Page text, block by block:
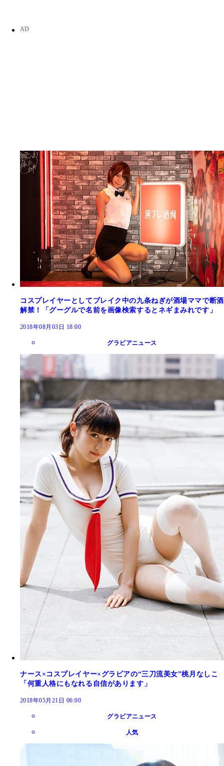
コスプレイヤーとしてブレイク中の九条ねぎが酒場ママで断酒
解禁！「グーグルで名前を画像検索するとネギまみれです」
2018年08月03日 18:00
グラビアニュース
ナース×コスプレイヤー×グラビアの“三刀流美女”桃月なしこ
「何重人格にもなれる自信があります」
2018年05月21日 06:00
グラビアニュース
人気